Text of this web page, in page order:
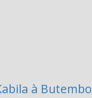
à Butembo